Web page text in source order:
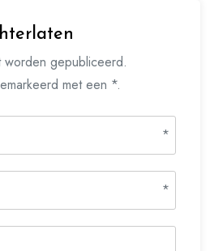
worden gepubliceerd.
met een *.
*
*